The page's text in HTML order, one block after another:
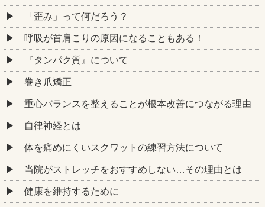
「歪み」って何だろう？
呼吸が首肩こりの原因になることもある！
『タンパク質』について
巻き爪矯正
重心バランスを整えることが根本改善につながる理由
自律神経とは
体を痛めにくいスクワットの練習方法について
当院がストレッチをおすすめしない…その理由とは
健康を維持するために